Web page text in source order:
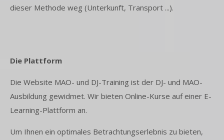
dieser Methode weg (Unterkunft, Transport ...).
Die Plattform
Die Website MAO- und DJ-Training ist der DJ- und MAO-
Ausbildung gewidmet. Wir bieten Online-Kurse auf einer E-
Learning-Plattform an.
Um Ihnen ein optimales Betrachtungserlebnis zu bieten,